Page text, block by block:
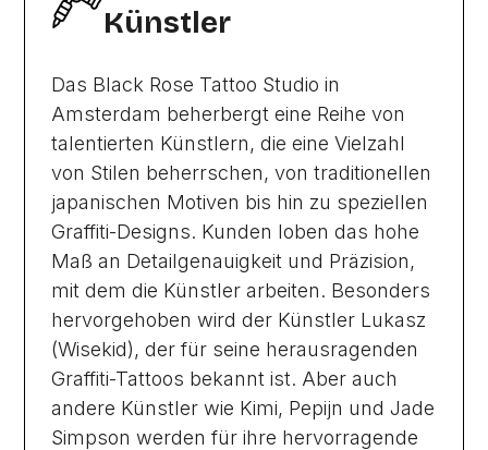
Künstler
Das Black Rose Tattoo Studio in
Amsterdam beherbergt eine Reihe von
talentierten Künstlern, die eine Vielzahl
von Stilen beherrschen, von traditionellen
japanischen Motiven bis hin zu speziellen
Graffiti-Designs. Kunden loben das hohe
Maß an Detailgenauigkeit und Präzision,
mit dem die Künstler arbeiten. Besonders
hervorgehoben wird der Künstler Lukasz
(Wisekid), der für seine herausragenden
Graffiti-Tattoos bekannt ist. Aber auch
andere Künstler wie Kimi, Pepijn und Jade
Simpson werden für ihre hervorragende